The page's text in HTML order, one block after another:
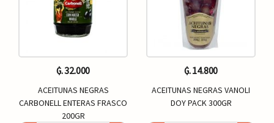
₲. 32.000
ACEITUNAS NEGRAS
CARBONELL ENTERAS FRASCO
200GR
₲. 14.800
ACEITUNAS NEGRAS VANOLI
DOY PACK 300GR